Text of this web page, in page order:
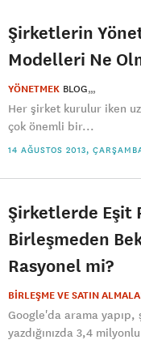
Şirketlerin
Modelleri Ne
YÖNETMEK BLOG
Her şirket kurulur iken
çok önemli bir...
14 AĞUSTOS 2013,
Şirketlerde Eşit
Birleşmeden
Rasyonel mi?
BİRLEŞME VE SATIN
Google'da arama
yazdığınızda 3,4